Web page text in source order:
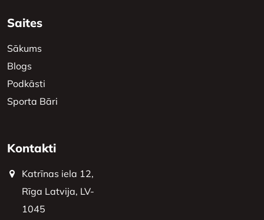
Saites
Sākums
Blogs
Podkāsti
Sporta Bāri
Kontakti
Katrīnas iela 12,
Rīga Latvija, LV-
1045